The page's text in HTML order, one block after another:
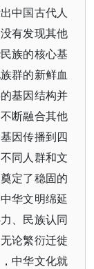
中国古代人
有发现其他
族的核心基
群的新鲜血
基因结构并
断融合其他
因传播到四
同人群和文
定了稳固的
华文明绵延
、民族认同
论繁衍迁徙
中华文化就